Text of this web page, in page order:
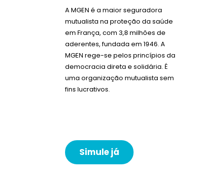
A MGEN é a maior seguradora
mutualista na proteção da saúde
em França, com 3,8 milhões de
aderentes, fundada em 1946. A
MGEN rege-se pelos princípios da
democracia direta e solidária. É
uma organização mutualista sem
fins lucrativos.
Simule já